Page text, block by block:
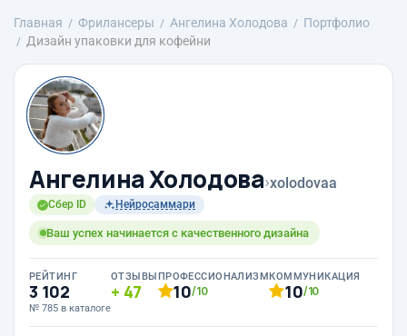
Главная Фрилансеры Ангелина Холодова
Портфолио
Дизайн упаковки для кофейни
Ангелина Холодова›xolodovaa
Сбер ID Нейросаммари
Ваш успех начинается с качественного дизайна
РЕЙТИНГ
3 102
№ 785 в каталоге
ОТЗЫВЫ
47
ПРОФЕССИОНАЛИЗМ
10/10
КОММУНИКАЦИЯ
10/10